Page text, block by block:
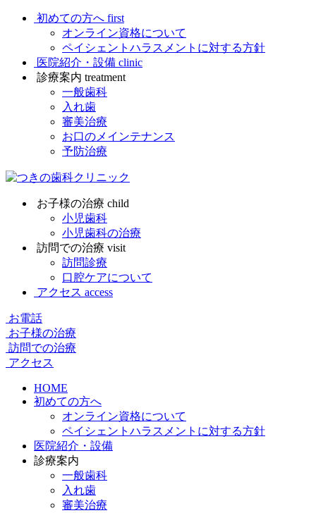
初めての方へ first
オンライン資格について
ペイシェントハラスメントに対する方針
医院紹介・設備 clinic
診療案内 treatment
一般歯科
入れ歯
審美治療
お口のメインテナンス
予防治療
お子様の治療 child
小児歯科
小児歯科の治療
訪問での治療 visit
訪問診療
口腔ケアについて
アクセス access
お電話
お子様の治療
訪問での治療
アクセス
HOME
初めての方へ
オンライン資格について
ペイシェントハラスメントに対する方針
医院紹介・設備
診療案内
一般歯科
入れ歯
審美治療